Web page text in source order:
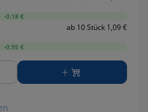
-0,18 €
ab 10 Stück 1,09 €
-0,95 €